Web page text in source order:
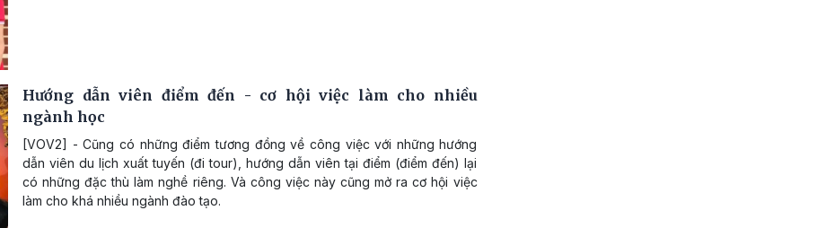
Hướng dẫn viên điểm đến - cơ hội việc làm cho nhiều
ngành học
[VOV2] - Cũng có những điểm tương đồng về công việc với những hướng
dẫn viên du lịch xuất tuyến (đi tour), hướng dẫn viên tại điểm (điểm đến) lại
có những đặc thù làm nghề riêng. Và công việc này cũng mở ra cơ hội việc
làm cho khá nhiều ngành đào tạo.